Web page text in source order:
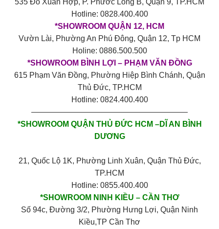
535 Đỗ Xuân Hợp, P. Phước Long B, Quận 9, TP.HCM
Hotline: 0828.400.400
*SHOWROOM QUẬN 12, HCM
Vườn Lài, Phường An Phú Đông, Quận 12, Tp HCM
Holine: 0886.500.500
*SHOWROOM BÌNH LỢI – PHẠM VĂN ĐỒNG
615 Phạm Văn Đồng, Phường Hiệp Bình Chánh, Quận
Thủ Đức, TP.HCM
Hotline: 0824.400.400
————————————————————
*SHOWROOM QUẬN THỦ ĐỨC HCM –DĨ AN BÌNH
DƯƠNG
21, Quốc Lộ 1K, Phường Linh Xuân, Quận Thủ Đức,
TP.HCM
Hotline: 0855.400.400
*SHOWROOM NINH KIỀU – CẦN THƠ
Số 94c, Đường 3/2, Phường Hưng Lợi, Quận Ninh
Kiều,TP Cần Thơ